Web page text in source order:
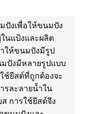
ปังเพื่อให้ขนมปัง
นแป้งและผลิต
ให้ขนมปังมีรูป
ปังมีหลายรูปแบบ
ช้ยีสต์ที่ถูกต้องจะ
รละลายน้ำใน
การใช้ยีสต์จึง